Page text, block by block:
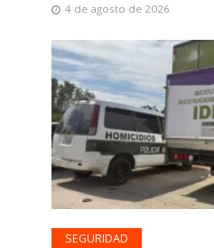
4 de agosto de 2026
SEGURIDAD